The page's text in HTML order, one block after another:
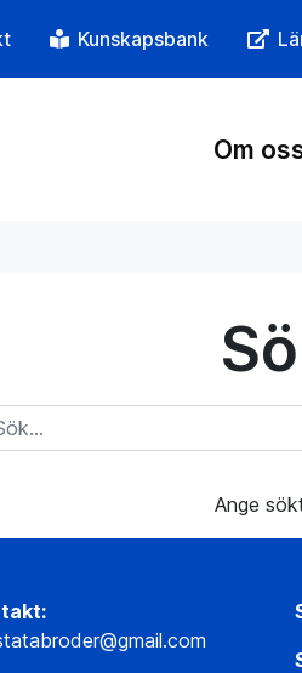
Kunskapsbank
Om
Ange